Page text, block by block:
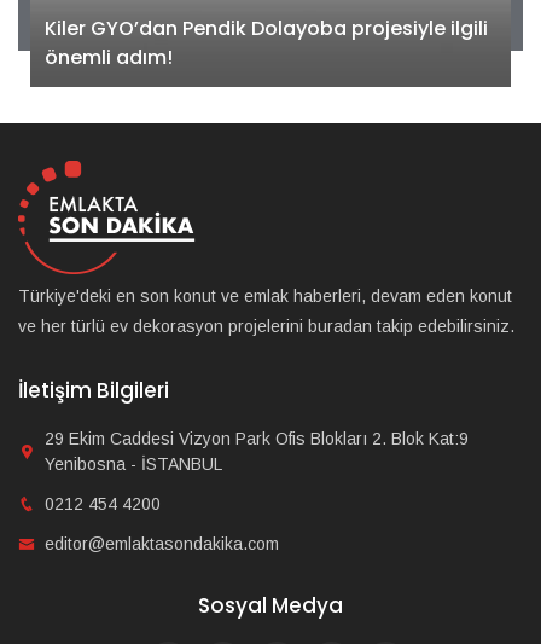
Kiler GYO’dan Pendik Dolayoba projesiyle ilgili
önemli adım!
Türkiye'deki en son konut ve emlak haberleri, devam eden konut
ve her türlü ev dekorasyon projelerini buradan takip edebilirsiniz.
İletişim Bilgileri
29 Ekim Caddesi Vizyon Park Ofis Blokları 2. Blok Kat:9
Yenibosna - İSTANBUL
0212 454 4200
editor@emlaktasondakika.com
Sosyal Medya